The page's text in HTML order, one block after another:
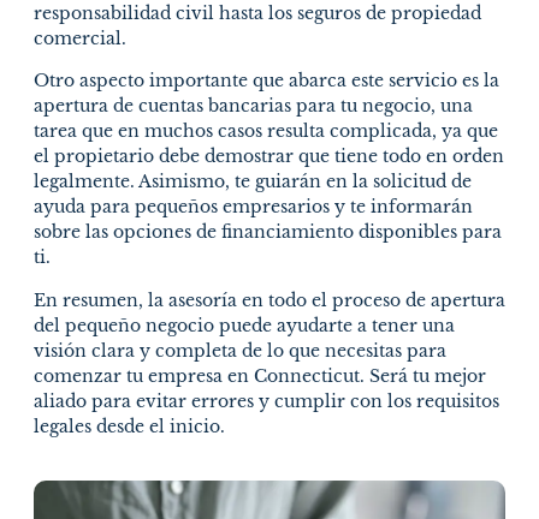
responsabilidad civil hasta los seguros de propiedad
comercial.
Otro aspecto importante que abarca este servicio es la
apertura de cuentas bancarias para tu negocio, una
tarea que en muchos casos resulta complicada, ya que
el propietario debe demostrar que tiene todo en orden
legalmente. Asimismo, te guiarán en la solicitud de
ayuda para pequeños empresarios y te informarán
sobre las opciones de financiamiento disponibles para
ti.
En resumen, la asesoría en todo el proceso de apertura
del pequeño negocio puede ayudarte a tener una
visión clara y completa de lo que necesitas para
comenzar tu empresa en Connecticut. Será tu mejor
aliado para evitar errores y cumplir con los requisitos
legales desde el inicio.